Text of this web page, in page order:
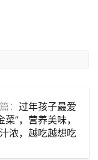
： 过年孩子最爱
菜”，营养美味，
浓，越吃越想吃